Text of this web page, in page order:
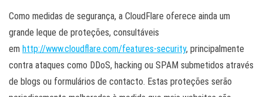
Como medidas de segurança, a CloudFlare oferece ainda um
grande leque de proteções, consultáveis
em http://www.cloudflare.com/features-security, principalmente
contra ataques como DDoS, hacking ou SPAM submetidos através
de blogs ou formulários de contacto. Estas proteções serão